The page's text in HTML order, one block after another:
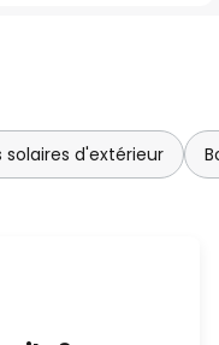
solaires d'extérieur